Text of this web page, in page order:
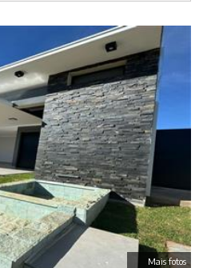
Mais fotos